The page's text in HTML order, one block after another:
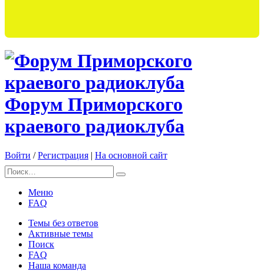
Форум Приморского
краевого радиоклуба
Войти /Регистрация | На основной сайт
Меню
FAQ
Темы без ответов
Активные темы
Поиск
FAQ
Наша команда